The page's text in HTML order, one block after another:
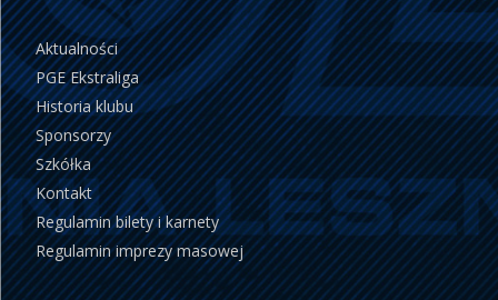
Aktualności
PGE Ekstraliga
Historia klubu
Sponsorzy
Szkółka
Kontakt
Regulamin bilety i karnety
Regulamin imprezy masowej